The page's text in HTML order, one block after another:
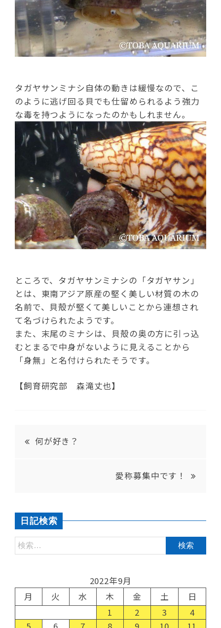
タガヤサンミナシ自体の動きは緩慢なので、こ
のように逃げ回る貝でも仕留められるよう強力
な毒を持つようになったのかもしれません。
ところで、タガヤサンミナシの「タガヤサン」
とは、東南アジア原産の堅く美しい材質の木の
名前で、貝殻が堅くて美しいことから連想され
て名づけられたようです。
また、末尾のミナシは、貝殻の奥の方に引っ込
むとまるで中身がないように見えることから
「身無」と名付けられたそうです。
【飼育研究部 森滝丈也】
何が好き？
愛称募集中です！
日記検索
2022年9月
月
火 水 木 金 土
日
1
2 3
4